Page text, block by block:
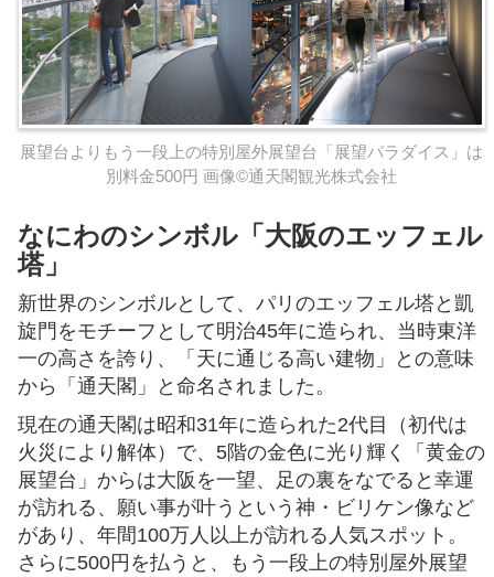
展望台よりもう一段上の特別屋外展望台「展望パラダイス」は
別料金500円 画像©通天閣観光株式会社
なにわのシンボル「大阪のエッフェル
塔」
新世界のシンボルとして、パリのエッフェル塔と凱
旋門をモチーフとして明治45年に造られ、当時東洋
一の高さを誇り、「天に通じる高い建物」との意味
から「通天閣」と命名されました。
現在の通天閣は昭和31年に造られた2代目（初代は
火災により解体）で、5階の金色に光り輝く「黄金の
展望台」からは大阪を一望、足の裏をなでると幸運
が訪れる、願い事が叶うという神・ビリケン像など
があり、年間100万人以上が訪れる人気スポット。
さらに500円を払うと、もう一段上の特別屋外展望